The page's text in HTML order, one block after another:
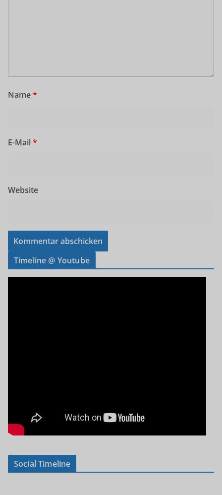
Name*
E-Mail *
Website
Timeline @ Youtube
Social Timeline